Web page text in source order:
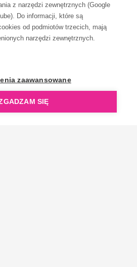
z narzędzi zewnętrznych (Google
Do informacji, które są
od podmiotów trzecich, mają
narzędzi zewnętrznych.
zaawansowane
SIĘ
częścią ReflectGroup.